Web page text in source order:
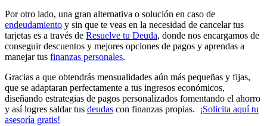
Por otro lado, una gran alternativa o solución en caso de
endeudamiento y sin que te veas en la necesidad de cancelar tus
tarjetas es a través de Resuelve tu Deuda, donde nos encargamos de
conseguir descuentos y mejores opciones de pagos y aprendas a
manejar tus finanzas personales.
Gracias a que obtendrás mensualidades aún más pequeñas y fijas,
que se adaptaran perfectamente a tus ingresos económicos,
diseñando estrategias de pagos personalizados fomentando el ahorro
y así logres saldar tus deudas con finanzas propias. ¡Solicita aquí tu
asesoría gratis!